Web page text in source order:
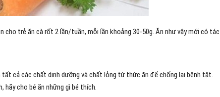
cho trẻ ăn cà rốt 2 lần/tuần, mỗi lần khoảng 30-50g. Ăn như vậy mới có tác
cả các chất dinh dưỡng và chất lỏng từ thức ăn để chống lại bệnh tật.
hãy cho bé ăn những gì bé thích.